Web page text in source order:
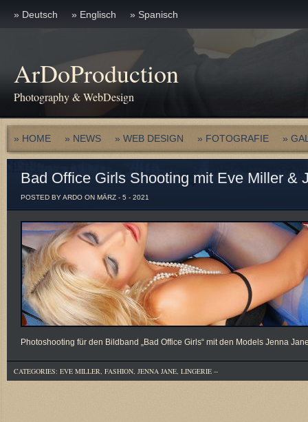
» Deutsch » Englisch » Spanisch
ArDoProduction
Photography & WebDesign
» HOME » NEWS » WEB DESIGN » FOTOGRAFIE »
Bad Office Girls Shooting mit Eve Miller &
POSTED BY ARDO ON MÄRZ - 5 - 2021
Photoshooting für den Bildband „Bad Office Girls“ mit den Models Jenna
CATEGORIES: EVE MILLER, FASHION, JENNA JANE, LINGERIE --